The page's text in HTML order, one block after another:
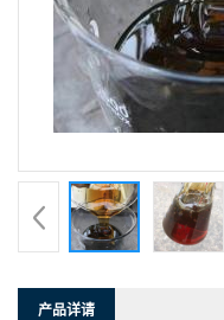
产品详请